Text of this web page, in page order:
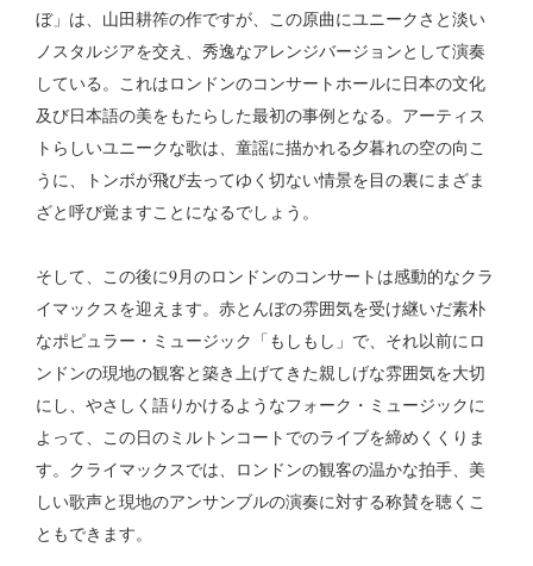
ぼ」は、山田耕筰の作ですが、この原曲にユニークさと淡い
ノスタルジアを交え、秀逸なアレンジバージョンとして演奏
している。これはロンドンのコンサートホールに日本の文化
及び日本語の美をもたらした最初の事例となる。アーティス
トらしいユニークな歌は、童謡に描かれる夕暮れの空の向こ
うに、トンボが飛び去ってゆく切ない情景を目の裏にまざま
ざと呼び覚ますことになるでしょう。
そして、この後に9月のロンドンのコンサートは感動的なクラ
イマックスを迎えます。赤とんぼの雰囲気を受け継いだ素朴
なポピュラー・ミュージック「もしもし」で、それ以前にロ
ンドンの現地の観客と築き上げてきた親しげな雰囲気を大切
にし、やさしく語りかけるようなフォーク・ミュージックに
よって、この日のミルトンコートでのライブを締めくくりま
す。クライマックスでは、ロンドンの観客の温かな拍手、美
しい歌声と現地のアンサンブルの演奏に対する称賛を聴くこ
ともできます。